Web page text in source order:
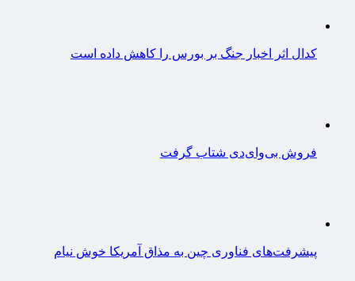
کدال اثر اخبار جنگ بر بورس را کاهش داده است
فروش بی‌وای‌دی شتاب گرفت
پیشرفت‌های فناوری چین به مذاق آمریکا خوش نیام